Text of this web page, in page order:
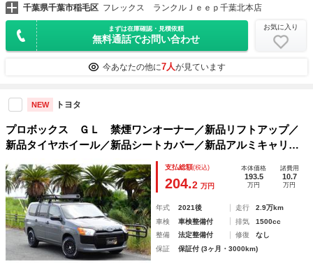
千葉県千葉市稲毛区 フレックス ランクルＪｅｅｐ千葉北本店
まずは在庫確認・見積依頼
無料通話でお問い合わせ
お気に入り
今あなたの他に7人が見ています
NEW トヨタ
プロボックス ＧＬ 禁煙ワンオーナー／新品リフトアップ／
新品タイヤホイール／新品シートカバー／新品アルミキャリア
／セーフティセンス／プリクラッシュ／レーンキープ／オート
ハイビーム／ナビ／バックカメラ／キーレス／電格ミラー
支払総額(税込)
204.2 万円
本体価格
193.5
万円
諸費用
10.7
万円
年式 2021後 走行
2.9万km
車検
車検整備付 排気
1500cc
整備
法定整備付 修復
なし
保証
保証付 (3ヶ月・3000km)